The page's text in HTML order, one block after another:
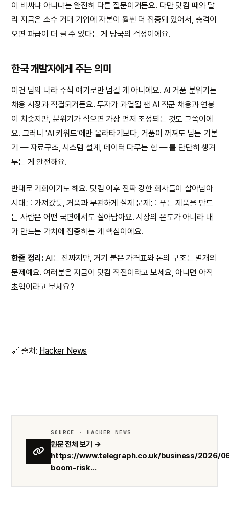
이 비싸냐 아니냐는 완전히 다른 질문이거든요. 다만 닷컴 때와 달
리 지금은 소수 거대 기업에 자본이 훨씬 더 집중돼 있어서, 충격이
오면 파급이 더 클 수 있다는 게 당국의 걱정이에요.
한국 개발자에게 주는 의미
이건 남의 나라 주식 얘기로만 넘길 게 아니에요. AI 거품 분위기는
채용 시장과 직결되거든요. 투자가 과열될 땐 AI 직군 채용과 연봉
이 치솟지만, 분위기가 식으면 가장 먼저 조정되는 것도 그쪽이에
요. 그러니 'AI 키워드'에만 올라타기보다, 거품이 꺼져도 남는 기본
기 — 자료구조, 시스템 설계, 데이터 다루는 힘 — 를 단단히 챙겨
두는 게 안전해요.
반대로 기회이기도 해요. 닷컴 이후 진짜 강한 회사들이 살아남아
시대를 가져갔듯, 거품과 무관하게 실제 문제를 푸는 제품을 만드
는 사람은 어떤 국면에서도 살아남아요. 시장의 온도가 아니라 내
가 만드는 가치에 집중하는 게 핵심이에요.
한줄 정리: AI는 진짜지만, 거기 붙은 가격표와 돈의 구조는 별개의
문제예요. 여러분은 지금이 닷컴 직전이라고 보세요, 아니면 아직
초입이라고 보세요?
🔗 출처: Hacker News
SOURCE · HACKER NEWS
원문 전체 보기 →
https://www.telegraph.co.uk/business/2026/
boom-risk...